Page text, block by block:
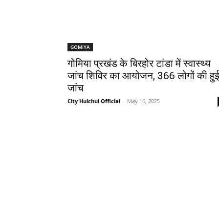
GOMIYA
गोमिया प्रखंड के बिरहोर टांडा में स्वास्थ्य
जांच शिविर का आयोजन, 366 लोगों की हुई
जांच
City Hulchul Official - May 16, 2025